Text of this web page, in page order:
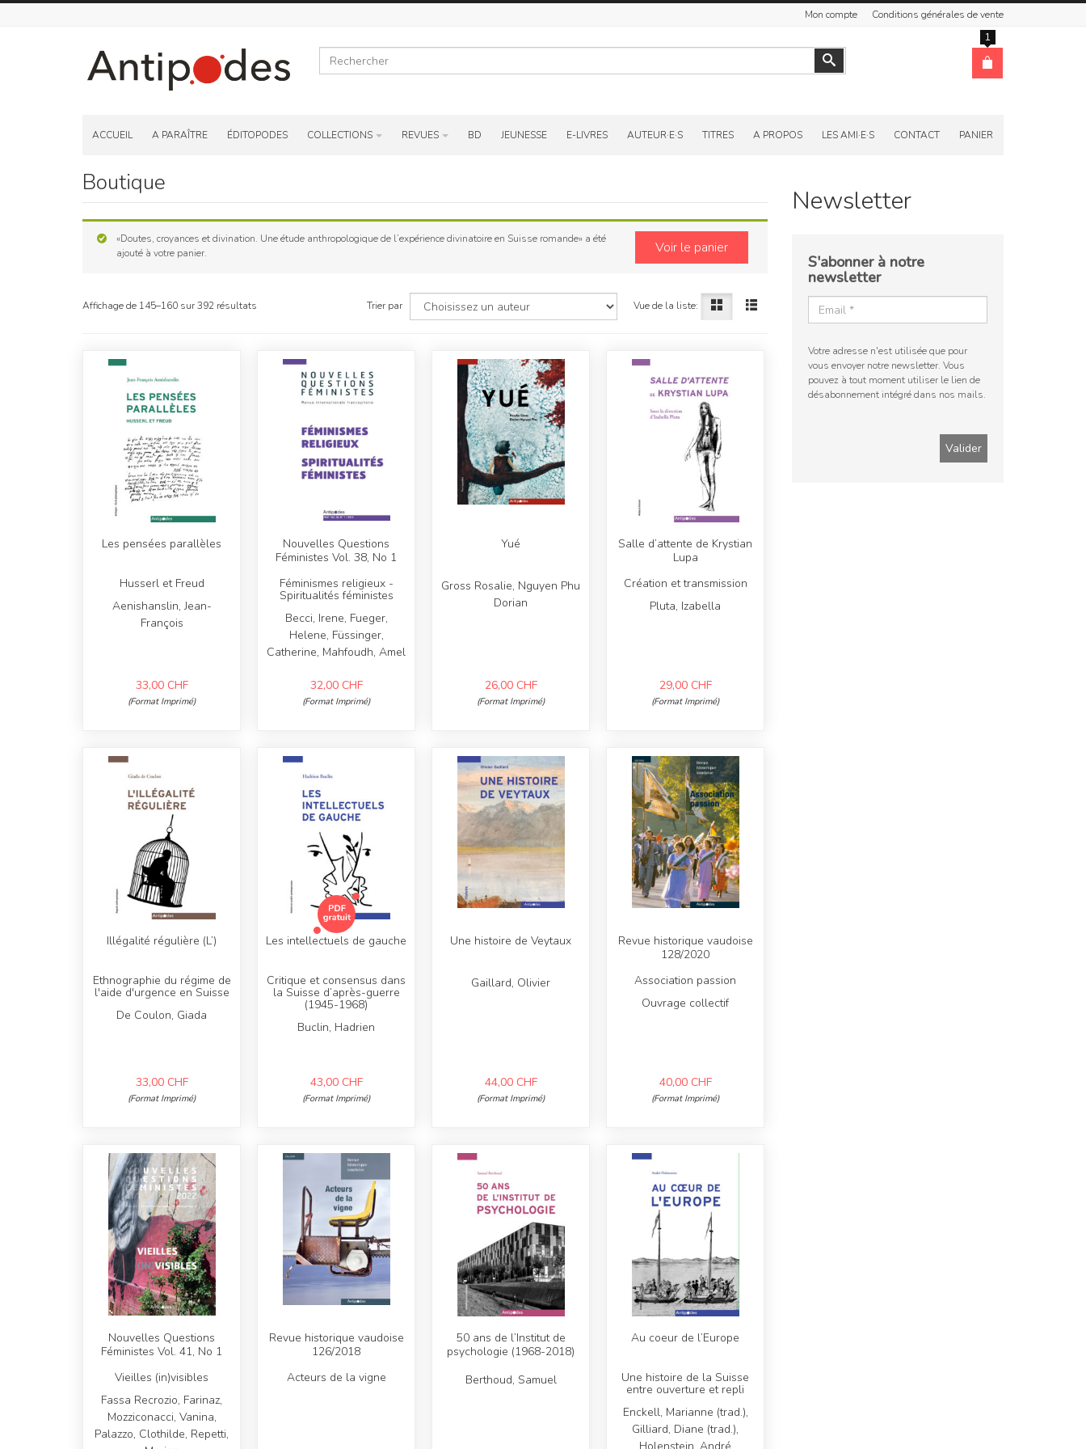
Mon compte Conditions générales de vente
1
ACCUEIL A PARAÎTRE ÉDITOPODES COLLECTIONS REVUES BD JEUNESSE E-LIVRES AUTEUR·E·S TITRES A PROPOS LES AMI·E·S CONTACT PANIER
Boutique
Voir le panier
«Doutes, croyances et divination. Une étude anthropologique de l’expérience divinatoire en Suisse romande» a été
ajouté à votre panier.
Affichage de 145–160 sur 392 résultats Trier par Vue de la liste:
Les pensées parallèles
Husserl et Freud
Aenishanslin, Jean-
François
33,00 CHF
(Format Imprimé)
Nouvelles Questions
Féministes Vol. 38, No 1
Féminismes religieux -
Spiritualités féministes
Becci, Irene, Fueger,
Helene, Füssinger,
Catherine, Mahfoudh, Amel
32,00 CHF
(Format Imprimé)
Yué
Gross Rosalie, Nguyen Phu
Dorian
26,00 CHF
(Format Imprimé)
Salle d’attente de Krystian
Lupa
Création et transmission
Pluta, Izabella
29,00 CHF
(Format Imprimé)
Illégalité régulière (L’)
Ethnographie du régime de
l'aide d'urgence en Suisse
De Coulon, Giada
33,00 CHF
(Format Imprimé)
Les intellectuels de gauche
Critique et consensus dans
la Suisse d’après-guerre
(1945-1968)
Buclin, Hadrien
43,00 CHF
(Format Imprimé)
Une histoire de Veytaux
Gaillard, Olivier
44,00 CHF
(Format Imprimé)
Revue historique vaudoise
128/2020
Association passion
Ouvrage collectif
40,00 CHF
(Format Imprimé)
Nouvelles Questions
Féministes Vol. 41, No 1
Vieilles (in)visibles
Fassa Recrozio, Farinaz,
Mozziconacci, Vanina,
Palazzo, Clothilde, Repetti,
Revue historique vaudoise
126/2018
Acteurs de la vigne
50 ans de l’Institut de
psychologie (1968-2018)
Berthoud, Samuel
Au coeur de l’Europe
Une histoire de la Suisse
entre ouverture et repli
Enckell, Marianne (trad.),
Gilliard, Diane (trad.),
Newsletter
S'abonner à notre
newsletter
Votre adresse n'est utilisée que pour
vous envoyer notre newsletter. Vous
pouvez à tout moment utiliser le lien de
désabonnement intégré dans nos mails.